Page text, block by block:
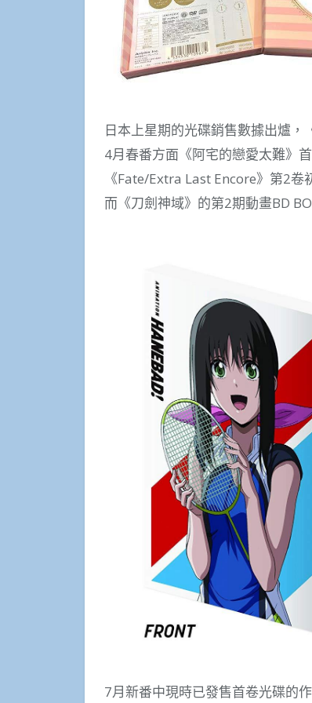
日本上星期的光碟銷售數據出爐
4月春番方面《阿宅的戀愛太難》
《Fate/Extra Last Encore》第2卷
而《刀劍神域》的第2期動畫BD
7月新番中現時已發售首卷光碟的